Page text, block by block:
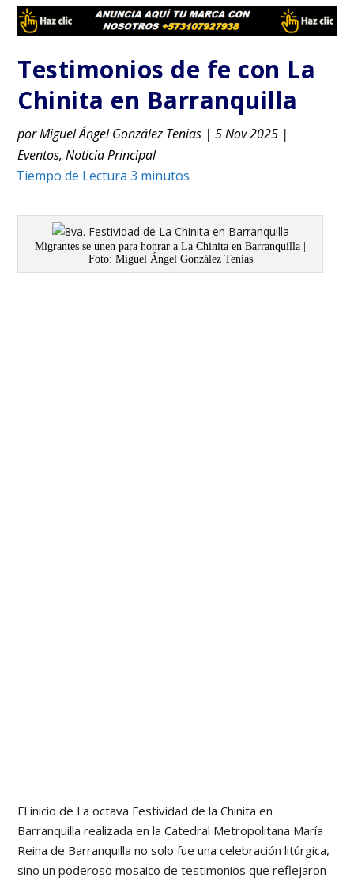
Testimonios de fe con La
Chinita en Barranquilla
porMiguel Ángel González Tenias |5 Nov 2025 |
Eventos,Noticia Principal
Migrantes se unen para honrar a La Chinita en Barranquilla |
Foto: Miguel Ángel González Tenias
El inicio de La octava Festividad de la Chinita en
Barranquilla realizada en la Catedral Metropolitana María
Reina de Barranquilla no solo fue una celebración litúrgica,
sino un poderoso mosaico de testimonios que reflejaron